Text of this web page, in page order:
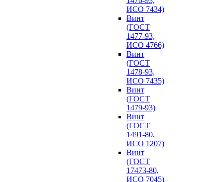
ИСО 7434)
Винт
(ГОСТ
1477-93,
ИСО 4766)
Винт
(ГОСТ
1478-93,
ИСО 7435)
Винт
(ГОСТ
1479-93)
Винт
(ГОСТ
1491-80,
ИСО 1207)
Винт
(ГОСТ
17473-80,
ИСО 7045)